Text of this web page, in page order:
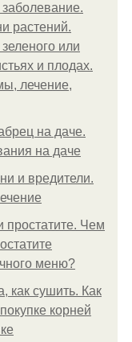
растений.
или
и плодах.
лечение,
на даче.
на даче
и вредители.
простатите. Чем
меню?
как сушить. Как
корней